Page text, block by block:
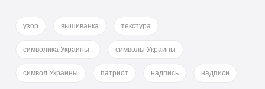
узор вышиванка текстура
символика Украины . символы Украины
символ Украины патриот надпись надписи